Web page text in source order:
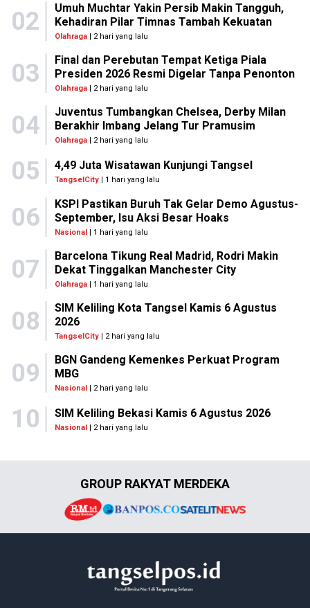
02
Umuh Muchtar Yakin Persib Makin Tangguh,
Kehadiran Pilar Timnas Tambah Kekuatan
Olahraga| 2 hari yang lalu
03
Final dan Perebutan Tempat Ketiga Piala
Presiden 2026 Resmi Digelar Tanpa Penonton
Olahraga| 2 hari yang lalu
04
Juventus Tumbangkan Chelsea, Derby Milan
Berakhir Imbang Jelang Tur Pramusim
Olahraga| 2 hari yang lalu
05 4,49 Juta Wisatawan Kunjungi Tangsel
TangselCity | 1 hari yang lalu
06
KSPI Pastikan Buruh Tak Gelar Demo Agustus-
September, Isu Aksi Besar Hoaks
Nasional| 1 hari yang lalu
07
Barcelona Tikung Real Madrid, Rodri Makin
Dekat Tinggalkan Manchester City
Olahraga| 1 hari yang lalu
08
SIM Keliling Kota Tangsel Kamis 6 Agustus
2026
TangselCity| 2 hari yang lalu
09
BGN Gandeng Kemenkes Perkuat Program
MBG
Nasional| 2 hari yang lalu
10 SIM Keliling Bekasi Kamis 6 Agustus 2026
Nasional | 2 hari yang lalu
GROUP RAKYAT MERDEKA